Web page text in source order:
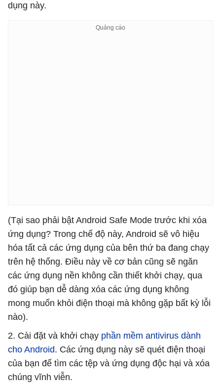
dụng này.
(Tại sao phải bật Android Safe Mode trước khi xóa
ứng dụng? Trong chế độ này, Android sẽ vô hiệu
hóa tất cả các ứng dụng của bên thứ ba đang chạy
trên hệ thống. Điều này về cơ bản cũng sẽ ngăn
các ứng dụng nền không cần thiết khởi chạy, qua
đó giúp bạn dễ dàng xóa các ứng dụng không
mong muốn khỏi điện thoại mà không gặp bất kỳ lỗi
nào).
2. Cài đặt và khởi chạy phần mềm antivirus dành
cho Android. Các ứng dụng này sẽ quét điện thoại
của bạn để tìm các tệp và ứng dụng độc hại và xóa
chúng vĩnh viễn.